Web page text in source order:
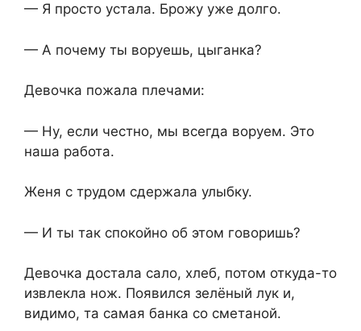
— Я просто устала. Брожу уже долго.
— А почему ты воруешь, цыганка?
Девочка пожала плечами:
— Ну, если честно, мы всегда воруем. Это
наша работа.
Женя с трудом сдержала улыбку.
— И ты так спокойно об этом говоришь?
Девочка достала сало, хлеб, потом откуда-то
извлекла нож. Появился зелёный лук и,
видимо, та самая банка со сметаной.